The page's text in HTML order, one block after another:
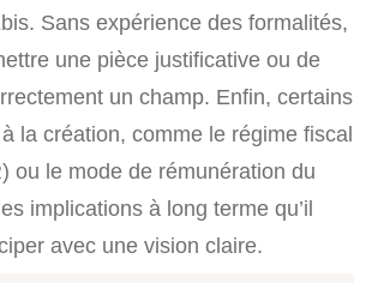
Sans expérience des formalités,
une pièce justificative ou de
un champ. Enfin, certains
la création, comme le régime fiscal
ou le mode de rémunération du
implications à long terme qu’il
avec une vision claire.